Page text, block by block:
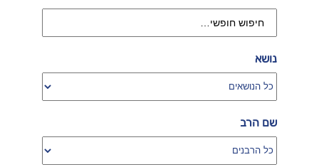
נושא
שם הרב